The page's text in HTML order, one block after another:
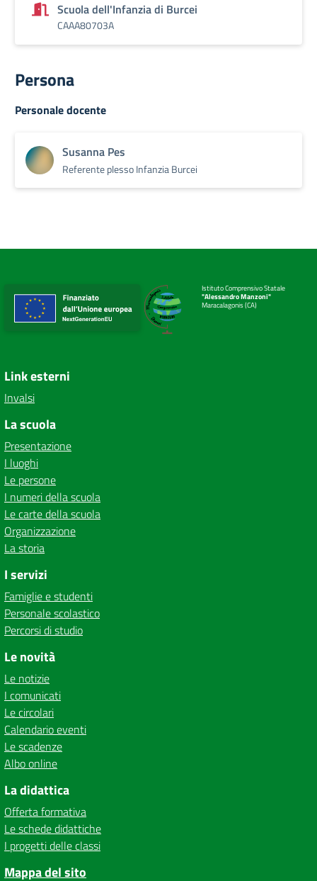
Scuola dell'Infanzia di Burcei
CAAA80703A
Persona
Personale docente
Susanna Pes
Referente plesso Infanzia Burcei
Istituto Comprensivo Statale
"Alessandro Manzoni"
Maracalagonis (CA)
Link esterni
Invalsi
La scuola
Presentazione
I luoghi
Le persone
I numeri della scuola
Le carte della scuola
Organizzazione
La storia
I servizi
Famiglie e studenti
Personale scolastico
Percorsi di studio
Le novità
Le notizie
I comunicati
Le circolari
Calendario eventi
Le scadenze
Albo online
La didattica
Offerta formativa
Le schede didattiche
I progetti delle classi
Mappa del sito